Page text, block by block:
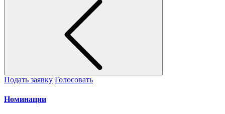
Подать заявку Голосовать
Номинации